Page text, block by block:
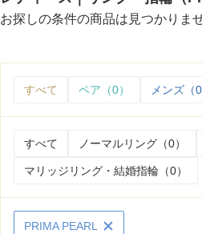
お探しの条件の商品は見つかりま
すべて ペア（0） メンズ（0
すべて ノーマルリング（0）
マリッジリング・結婚指輪（0）
PRIMA PEARL